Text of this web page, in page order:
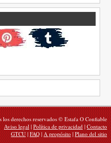
los derechos reservados © Estafa O Confiable
Aviso legal|Política de privacidad|Contacto
GTCU|FAQ|A propósito|Plano del sitio